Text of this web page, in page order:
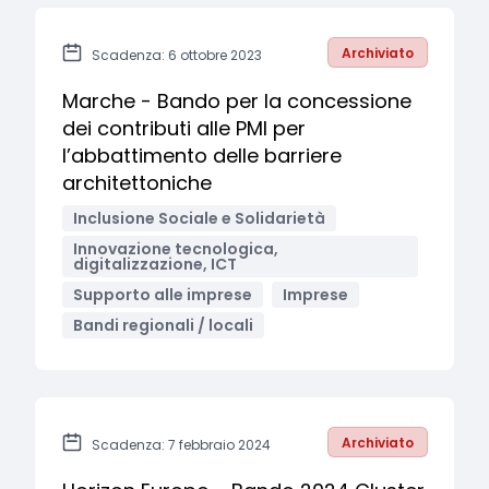
Scadenza: 6 ottobre 2023 Archiviato
Marche - Bando per la concessione
dei contributi alle PMI per
l’abbattimento delle barriere
architettoniche
Inclusione Sociale e Solidarietà
Innovazione tecnologica,
digitalizzazione, ICT
Supporto alle imprese
Imprese
Bandi regionali / locali
Scadenza: 7 febbraio 2024 Archiviato